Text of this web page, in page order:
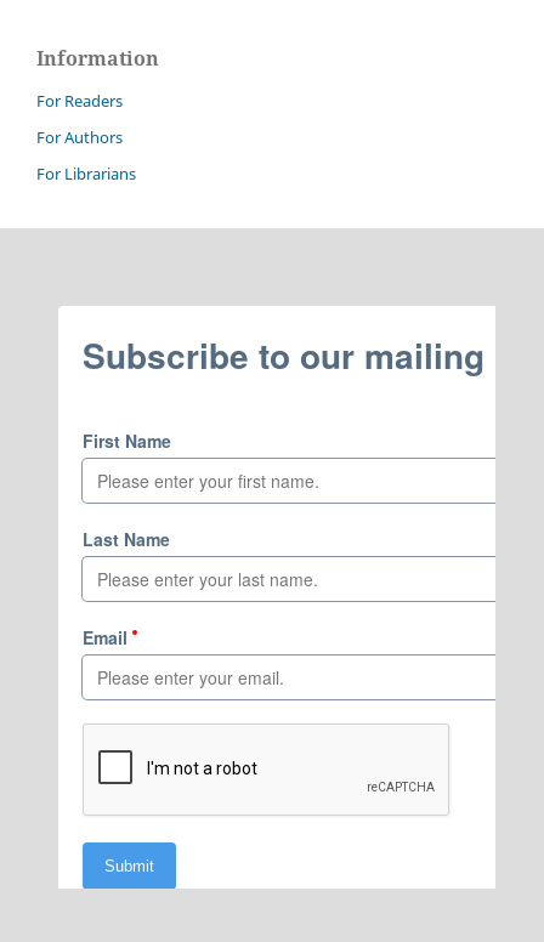
Information
For Readers
For Authors
For Librarians